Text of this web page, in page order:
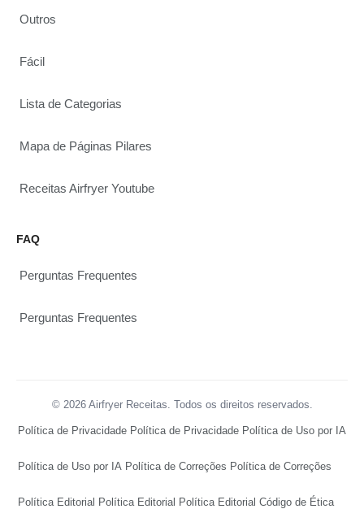
Outros
Fácil
Lista de Categorias
Mapa de Páginas Pilares
Receitas Airfryer Youtube
FAQ
Perguntas Frequentes
Perguntas Frequentes
© 2026 Airfryer Receitas. Todos os direitos reservados.
Política de Privacidade Política de Privacidade Política de Uso por IA
Política de Uso por IA Política de Correções Política de Correções
Política Editorial Política Editorial Política Editorial Código de Ética